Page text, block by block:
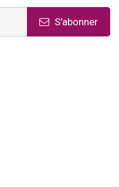
S'abonner